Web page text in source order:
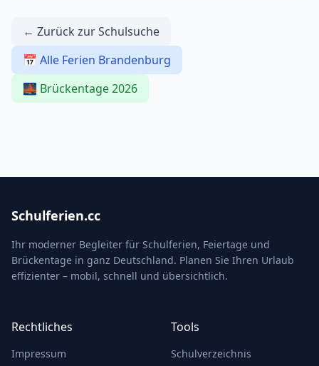
← Zurück zur Schulsuche
📅 Alle Ferien Brandenburg
🌉 Brückentage 2026
Schulferien.cc
Ihr moderner Begleiter für Schulferien, Feiertage und
Brückentage in ganz Deutschland. Planen Sie Ihren Urlaub
effizienter – mobil, schnell und übersichtlich.
Rechtliches
Impressum
Tools
Schulverzeichnis